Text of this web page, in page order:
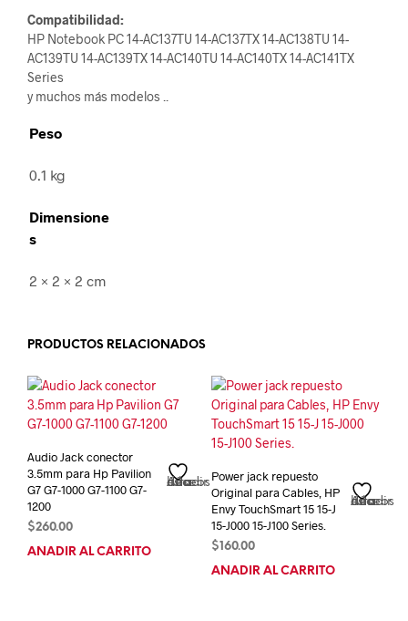
Compatibilidad:
HP Notebook PC 14-AC137TU 14-AC137TX 14-AC138TU 14-
AC139TU 14-AC139TX 14-AC140TU 14-AC140TX 14-AC141TX
Series
y muchos más modelos ..
Peso
0.1 kg
Dimensione
s
2 × 2 × 2 cm
PRODUCTOS RELACIONADOS
Añadir a la lista de deseos
Audio Jack conector
3.5mm para Hp Pavilion
G7 G7-1000 G7-1100 G7-
1200
$260.00
AÑADIR AL CARRITO
Añadir a la lista de deseos
Power jack repuesto
Original para Cables, HP
Envy TouchSmart 15 15-J
15-J000 15-J100 Series.
$160.00
AÑADIR AL CARRITO